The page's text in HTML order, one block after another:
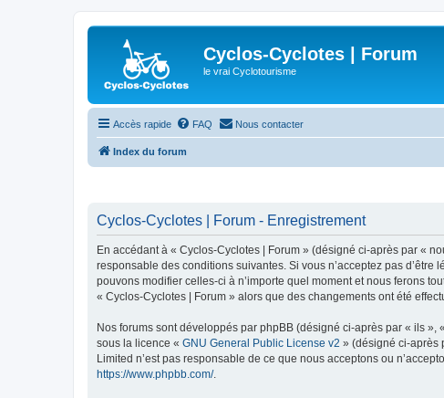
Cyclos-Cyclotes | Forum
le vrai Cyclotourisme
Accès rapide FAQ Nous contacter
Index du forum
Cyclos-Cyclotes | Forum - Enregistrement
En accédant à « Cyclos-Cyclotes | Forum » (désigné ci-après par «
responsable des conditions suivantes. Si vous n’acceptez pas
pouvons modifier celles-ci à n’importe quel moment et nous ferons
« Cyclos-Cyclotes | Forum » alors que des changements ont été
Nos forums sont développés par phpBB (désigné ci-après par « ils
sous la licence « GNU General Public License v2 » (désigné ci-après
Limited n’est pas responsable de ce que nous acceptons ou
https://www.phpbb.com/.